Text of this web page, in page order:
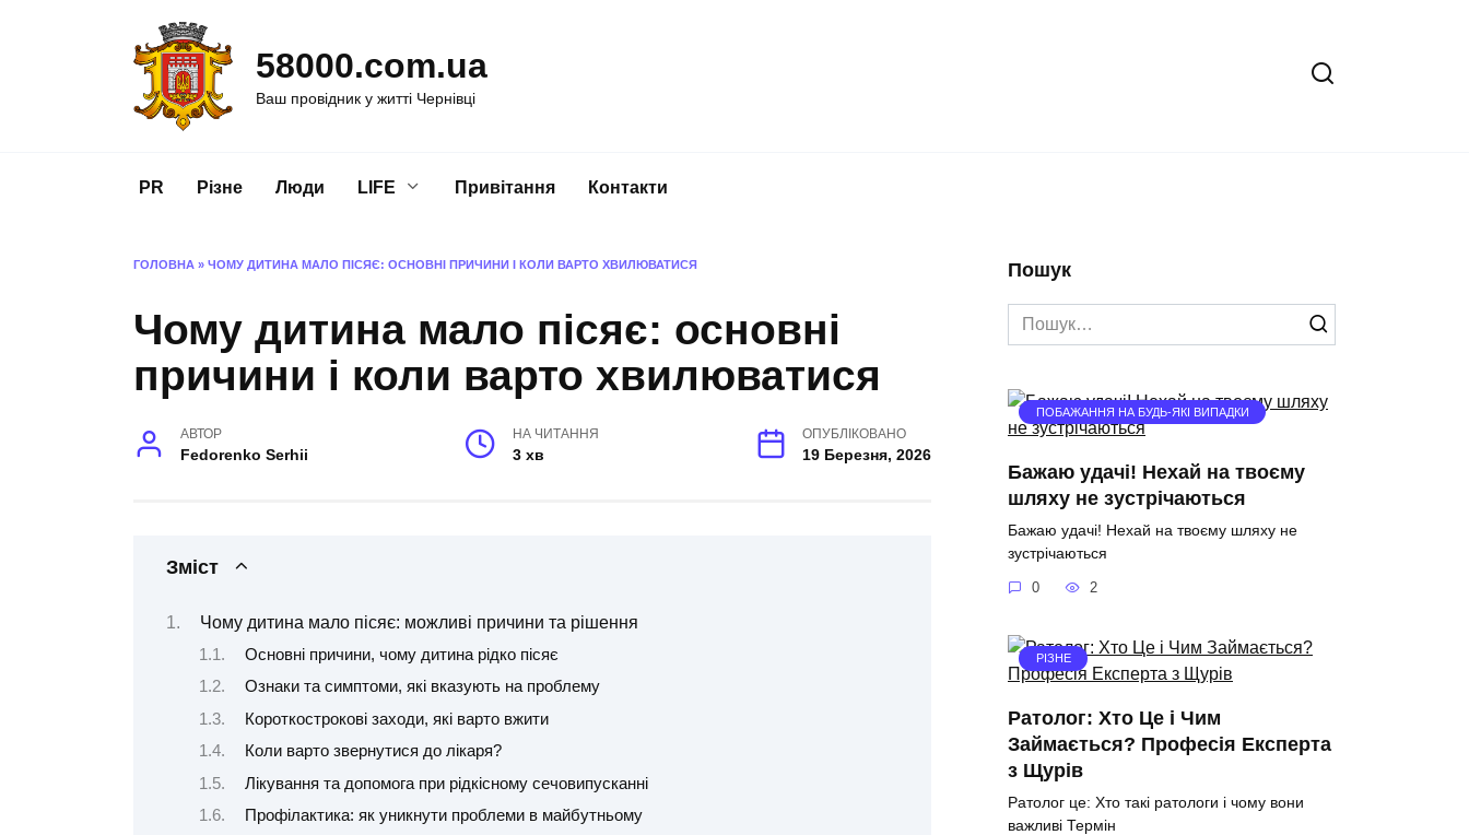
58000.com.ua
Ваш провідник у житті Чернівці
PR Різне Люди LIFE Привітання Контакти
ГОЛОВНА » ЧОМУ ДИТИНА МАЛО ПІСЯЄ: ОСНОВНІ ПРИЧИНИ І КОЛИ ВАРТО ХВИЛЮВАТИСЯ
Чому дитина мало пісяє: основні
причини і коли варто хвилюватися
АВТОР
Fedorenko Serhii
НА ЧИТАННЯ
3 хв
ОПУБЛІКОВАНО
19 Березня, 2026
Зміст
Чому дитина мало пісяє: можливі причини та рішення
Основні причини, чому дитина рідко пісяє
Ознаки та симптоми, які вказують на проблему
Короткострокові заходи, які варто вжити
Коли варто звернутися до лікаря?
Лікування та допомога при рідкісному сечовипусканні
Профілактика: як уникнути проблеми в майбутньому
Пошук
Search
for:
ПОБАЖАННЯ НА БУДЬ-ЯКІ ВИПАДКИ
Бажаю удачі! Нехай на твоєму
шляху не зустрічаються
Бажаю удачі! Нехай на твоєму шляху не
зустрічаються
0 2
РІЗНЕ
Ратолог: Хто Це і Чим
Займається? Професія Експерта
з Щурів
Ратолог це: Хто такі ратологи і чому вони
важливі Термін